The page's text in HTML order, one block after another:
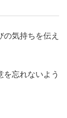
気持ちを伝え
忘れないよう